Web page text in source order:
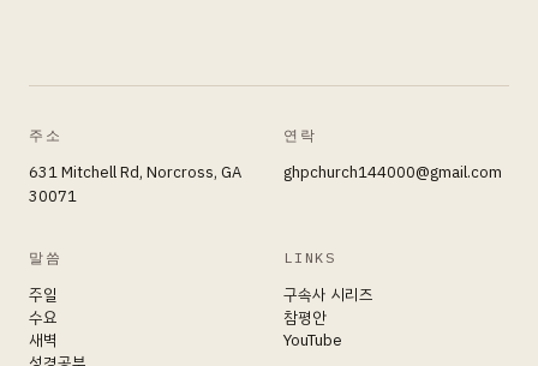
주소
631 Mitchell Rd, Norcross, GA
30071
연락
ghpchurch144000@gmail.com
말씀
주일
수요
새벽
LINKS
구속사 시리즈
참평안
YouTube